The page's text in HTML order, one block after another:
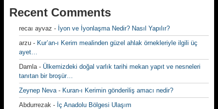
Recent Comments
recaı ayvaz - İyon ve İyonlaşma Nedir? Nasıl Yapılır?
arzu - Kur’an-ı Kerim mealinden güzel ahlak örnekleriyle ilgili üç
ayet…
Damla- Ülkemizdeki doğal varlık tarihi mekan yapıt ve nesneleri
tanıtan bir broşür…
Zeynep Neva- Kuran-ı Kerimin gönderiliş amacı nedir?
Abdurrezak - İç Anadolu Bölgesi Ulaşım